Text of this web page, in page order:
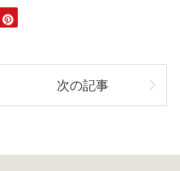
次の記事